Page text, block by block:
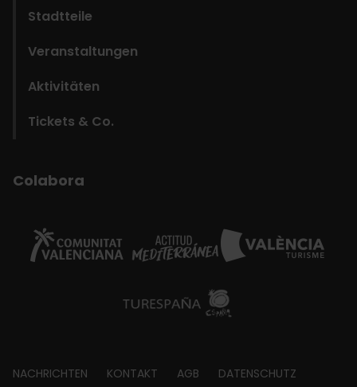
Stadtteile
Veranstaltungen
Aktivitäten
Tickets & Co.
Colabora
NACHRICHTEN KONTAKT AGB DATENSCHUTZ